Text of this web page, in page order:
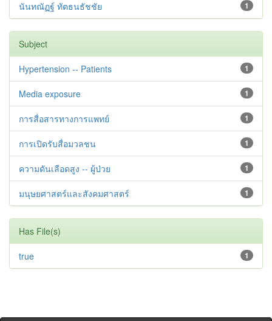
1
นันทณัฏฐ์ ทัตธนธัชชัย
Subject
1
Hypertension -- Patients
1
Media exposure
1
การสื่อสารทางการแพทย์
1
การเปิดรับสื่อมวลชน
1
ความดันเลือดสูง -- ผู้ป่วย
1
มนุษยศาสตร์และสังคมศาสตร์
Has File(s)
1
true